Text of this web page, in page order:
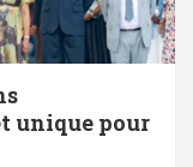
unique pour